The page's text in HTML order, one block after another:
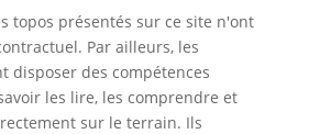
topos présentés sur ce site n'ont
Par ailleurs, les
disposer des compétences
les lire, les comprendre et
sur le terrain. Ils